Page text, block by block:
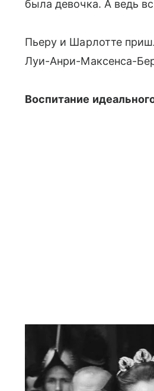
была девочка. А ведь
Пьеру и Шарлотте
Луи-Анри-Максенса-
Воспитание